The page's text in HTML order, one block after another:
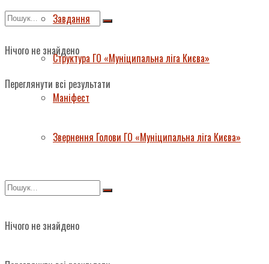
Нічого не знайдено
Переглянути всі результати
Завдання
Структура ГО «Муніципальна ліга Києва»
Маніфест
Звернення Голови ГО «Муніципальна ліга Києва»
Нічого не знайдено